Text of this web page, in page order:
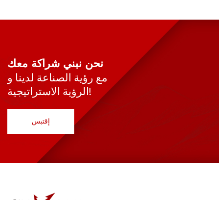
نحن نبني شراكة معك
مع رؤية الصناعة لدينا و
الرؤية الاستراتيجية!
إقتبس